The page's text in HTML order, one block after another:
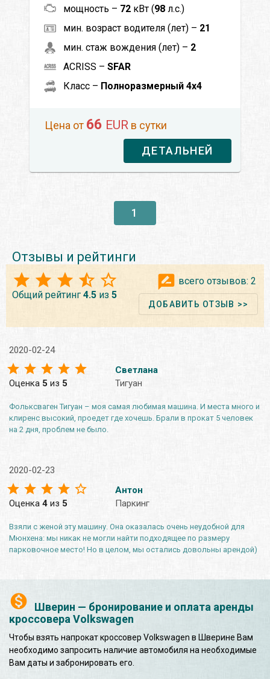
Шверин — бронирование и оплата аренды
кроссовера Volkswagen
Чтобы взять напрокат кроссовер Volkswagen в Шверине Вам
необходимо запросить наличие автомобиля на необходимые
Вам даты и забронировать его.
мощность – 72 кВт (98 л.с.)
мин. возраст водителя (лет) – 21
мин. стаж вождения (лет) – 2
ACRISS – SFAR
Класс – Полноразмерный 4x4
Цена от 66 EUR в сутки
ДЕТАЛЬНЕЙ
1
Отзывы и рейтинги
Общий рейтинг 4.5 из 5
всего отзывов: 2
ДОБАВИТЬ ОТЗЫВ >>
2020-02-24
Оценка 5 из 5
Светлана
Тигуан
Фольксваген Тигуан – моя самая любимая машина. И места много и
клиренс высокий, проедет где хочешь. Брали в прокат 5 человек
на 2 дня, проблем не было.
2020-02-23
Оценка 4 из 5
Антон
Паркинг
Взяли с женой эту машину. Она оказалась очень неудобной для
Мюнхена: мы никак не могли найти подходящее по размеру
парковочное место! Но в целом, мы остались довольны арендой)